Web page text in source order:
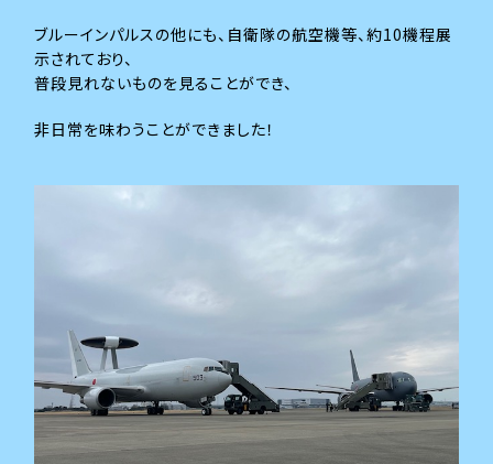
ブルーインパルスの他にも、自衛隊の航空機等、約10機程展
示されており、
普段見れないものを見ることができ、
非日常を味わうことができました！